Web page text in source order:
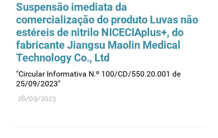
Suspensão imediata da
comercialização do produto Luvas não
estéreis de nitrilo NICECIAplus+, do
fabricante Jiangsu Maolin Medical
Technology Co., Ltd
"Circular Informativa N.º 100/CD/550.20.001 de
25/09/2023"
26/09/2023